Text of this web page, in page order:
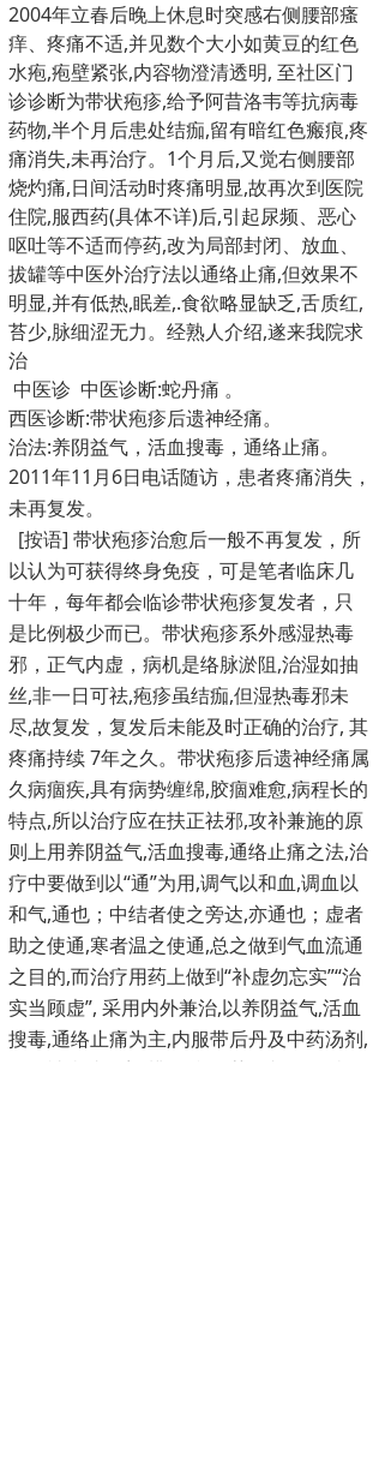
2004年立春后晚上休息时突感右侧腰部瘙
痒、疼痛不适,并见数个大小如黄豆的红色
水疱,疱壁紧张,内容物澄清透明, 至社区门
诊诊断为带状疱疹,给予阿昔洛韦等抗病毒
药物,半个月后患处结痂,留有暗红色瘢痕,疼
痛消失,未再治疗。 1个月后,又觉右侧腰部
烧灼痛,日间活动时疼痛明显,故再次到医院
住院,服西药(具体不详)后,引起尿频、恶心
呕吐等不适而停药,改为局部封闭、放血、
拔罐等中医外治疗法以通络止痛,但效果不
明显,并有低热,眠差,.食欲略显缺乏,舌质红,
苔少,脉细涩无力。经熟人介绍,遂来我院求
治
中医诊 中医诊断:蛇丹痛 。
西医诊断:带状疱疹后遗神经痛。
治法:养阴益气，活血搜毒，通络止痛。
2011年11 月6日电话随访，患者疼痛消失，
未再复发。
[按语] 带状疱疹治愈后一般不再复发，所
以认为可获得终身免疫，可是笔者临床几
十年，每年都会临诊带状疱疹复发者，只
是比例极少而已。带状疱疹系外感湿热毒
邪，正气内虚，病机是络脉淤阻,治湿如抽
丝,非一日可祛,疱疹虽结痂,但湿热毒邪未
尽,故复发，复发后未能及时正确的治疗, 其
疼痛持续7年之久。带状疱疹后遗神经痛属
久病痼疾,具有病势缠绵,胶痼难愈,病程长的
特点,所以治疗应在扶正祛邪,攻补兼施的原
则上用养阴益气,活血搜毒,通络止痛之法,治
疗中要做到以“通”为用,调气以和血,调血以
和气,通也；中结者使之旁达,亦通也；虚者
助之使通,寒者温之使通,总之做到气血流通
之目的,而治疗用药上做到“补虚勿忘实”“治
实当顾虚”, 采用内外兼治,以养阴益气,活血
搜毒,通络止痛为主,内服带后丹及中药汤剂,
外用祛痛喷雾剂
辨证准确 药证相符